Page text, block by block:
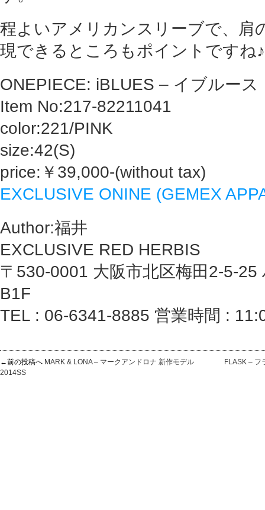
程よいアメリカンスリーブで、肩
現できるところもポイントですね♪
ONEPIECE: iBLUES – イブルース
Item No:217-82211041
color:221/PINK
size:42(S)
price:￥39,000‐(without tax)
EXCLUSIVE ONINE (GEMEX
Author:福井
EXCLUSIVE RED HERBIS
〒530-0001 大阪市北区梅田2-5-
B1F
TEL : 06-6341-8885 営業時間 :
←前の投稿へ MARK & LONA – マークアンドロナ 新作モデル
2014SS
FLASK – フ